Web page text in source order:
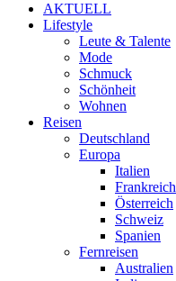
AKTUELL
Lifestyle
Leute & Talente
Mode
Schmuck
Schönheit
Wohnen
Reisen
Deutschland
Europa
Italien
Frankreich
Österreich
Schweiz
Spanien
Fernreisen
Australien